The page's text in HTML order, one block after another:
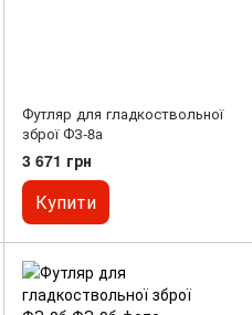
Футляр для гладкоствольної
зброї ФЗ-8а
3 671 грн
Купити